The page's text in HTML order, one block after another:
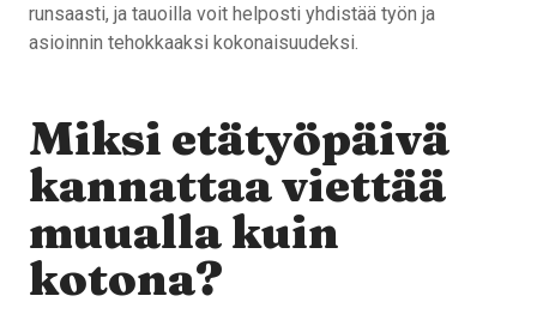
runsaasti, ja tauoilla voit helposti yhdistää työn ja
asioinnin tehokkaaksi kokonaisuudeksi.
Miksi etätyöpäivä
kannattaa viettää
muualla kuin
kotona?